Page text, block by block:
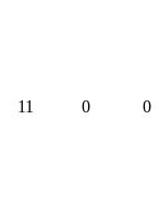
11 0 0